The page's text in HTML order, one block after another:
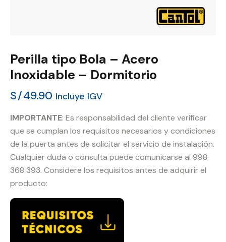
Perilla tipo Bola – Acero
Inoxidable – Dormitorio
S/49.90 Incluye IGV
IMPORTANTE: Es responsabilidad del cliente verificar
que se cumplan los requisitos necesarios y condiciones
de la puerta antes de solicitar el servicio de instalación.
Cualquier duda o consulta puede comunicarse al 998
368 393. Considere los requisitos antes de adquirir el
producto: